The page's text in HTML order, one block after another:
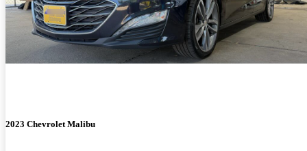
2023 Chevrolet Malibu